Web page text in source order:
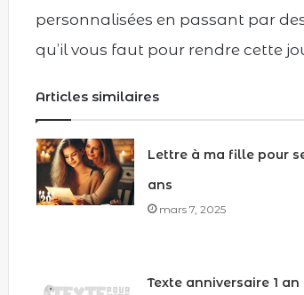
personnalisées en passant par
qu’il vous faut pour rendre cette
Articles similaires
Lettre à ma fille pour
ans
mars 7, 2025
Texte anniversaire 1 an